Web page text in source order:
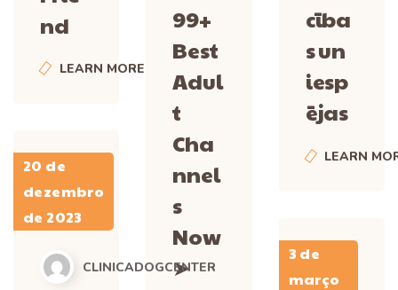
nd
LEARN MORE
99+
Best
Adul
t
Cha
nnel
s
Now
➤
cība
s un
iesp
ējas
LEARN
20 de
dezembro
de 2023
CLINICADOGCENTER
3 de
março